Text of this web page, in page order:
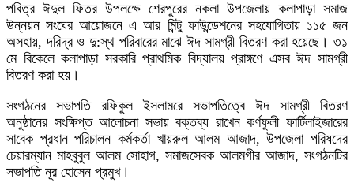
পবিত্র ঈদুল ফিতর উপলক্ষে শেরপুরের নকলা উপজেলায় কলাপাড়া সমাজ
উন্নয়ন সংঘের আয়োজনে এ আর মিন্টু ফাউন্ডেশনের সহযোগিতায় ১১৫ জন
অসহায়, দরিদ্র ও দু:স্থ পরিবারের মাঝে ঈদ সামগ্রী বিতরণ করা হয়েছে। ৩১
মে বিকেলে কলাপাড়া সরকারি প্রাথমিক বিদ্যালয় প্রাঙ্গণে এসব ঈদ সামগ্রী
বিতরণ করা হয়।
সংগঠনের সভাপতি রফিকুল ইসলামরে সভাপতিত্বে ঈদ সামগ্রী বিতরণ
অনুষ্ঠানের সংক্ষিপ্ত আলোচনা সভায় বক্তব্য রাখেন কর্ণফুলী ফার্টিলাইজারের
সাবেক প্রধান পরিচালন কর্মকর্তা খায়রুল আলম আজাদ, উপজেলা পরিষদের
চেয়ারম্যান মাহবুবুল আলম সোহাগ, সমাজসেবক আলমগীর আজাদ, সংগঠনটির
সভাপতি নূর হোসেন প্রমুখ।